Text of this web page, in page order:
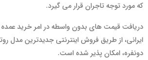
که مورد توجه تاجران قرار می گیرد.
دریافت قیمت های بدون واسطه در امر خرید
ایرانی، از طریق فروش اینترنتی جدیدترین مدل
دونفره، امکان پذیر شده است.